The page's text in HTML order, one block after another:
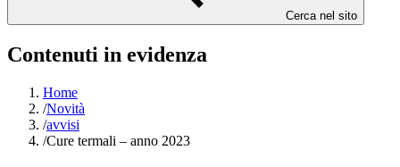
Cerca nel sito
Contenuti in evidenza
Home
/Novità
/avvisi
/Cure termali – anno 2023